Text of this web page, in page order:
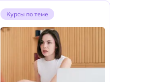
Курсы по теме